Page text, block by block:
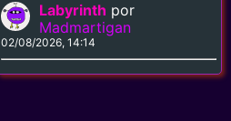
Labyrinth por
Madmartigan
02/08/2026, 14:14